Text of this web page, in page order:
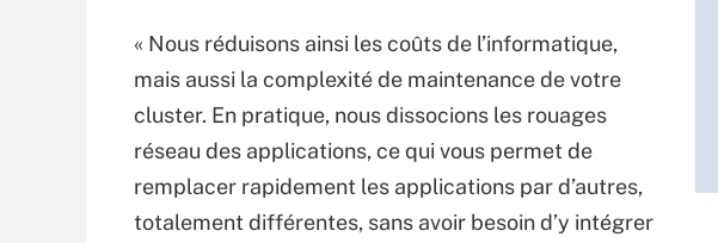
« Nous réduisons ainsi les coûts de l’informatique,
mais aussi la complexité de maintenance de votre
cluster. En pratique, nous dissocions les rouages
réseau des applications, ce qui vous permet de
remplacer rapidement les applications par d’autres,
totalement différentes, sans avoir besoin d’y intégrer